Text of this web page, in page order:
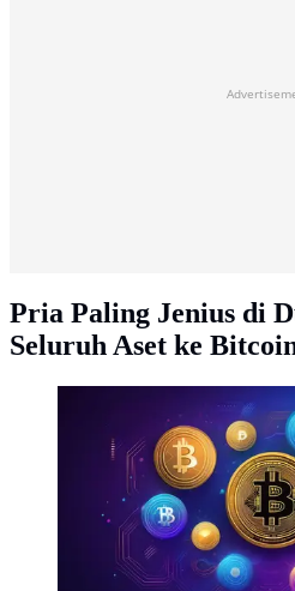
Pria Paling Jenius di
Seluruh Aset ke